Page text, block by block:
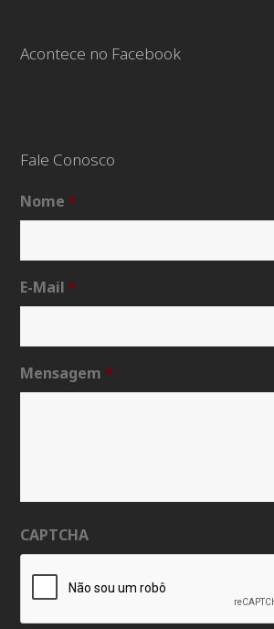
Acontece no Facebook
Fale Conosco
Nome *
E-Mail *
Mensagem *
CAPTCHA